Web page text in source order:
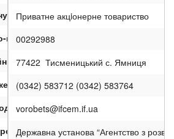
Приватне акцiонерне товариство
00292988
77422 Тисменицький с. Ямниця
(0342) 583712 (0342) 583764
vorobets@ifcem.if.ua
Державна установа “Агентство з
емітента.
правова форма
код юридичної особи .
.
телефон та факс .
пошти.